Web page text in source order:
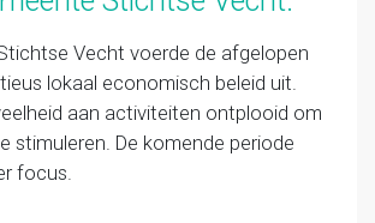
Vecht voerde de afgelopen
lokaal economisch beleid uit.
aan activiteiten ontplooid om
stimuleren. De komende periode
focus.